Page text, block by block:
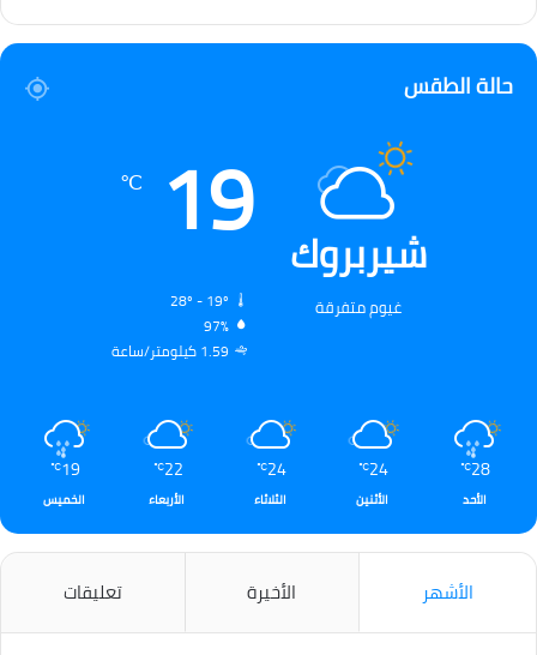
حالة الطقس
شيربروك
غيوم متفرقة
19
℃
97%
1.59 كيلومتر/ساعة
28
℃
الأحد
24
℃
الأثنين
24
℃
الثلاثاء
22
℃
الأربعاء
19
℃
الخميس
الأشهر الأخيرة تعليقات